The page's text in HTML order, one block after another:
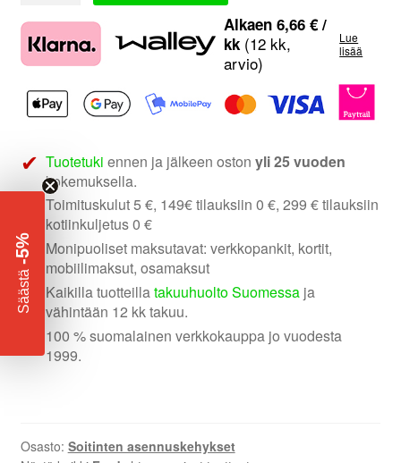
1
Ford
soittimen
asennuskehys
Alkaen 6,66 €/
kk(12 kk,
arvio)
Lue
lisää
Tuotetuki ennen ja jälkeen ostonyli 25 vuoden
kokemuksella.
Toimituskulut 5 €, 149€ tilauksiin 0 €, 299 € tilauksiin
kotiinkuljetus 0 €
Monipuoliset maksutavat: verkkopankit, kortit,
mobiilimaksut, osamaksut
Kaikilla tuotteillatakuuhuolto Suomessa ja
vähintään 12 kk takuu.
100 % suomalainen verkkokauppa jo vuodesta
1999.
Osasto: Soitinten asennuskehykset
Säästä
-5%